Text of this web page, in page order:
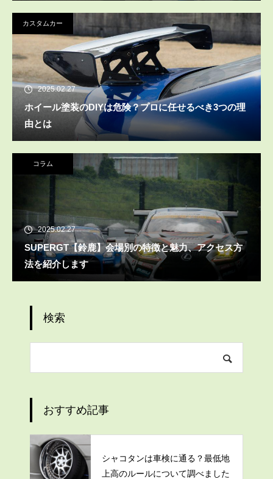
カスタムカー
2025.02.27
ホイール塗装のDIYは危険？プロに任せるべき3つの理
由とは
コラム
2025.02.27
SUPERGT【鈴鹿】会場別の特徴と魅力、アクセス方
法を紹介します
検索
おすすめ記事
シャコタンは車検に通る？最低地
上高のルールについて調べました